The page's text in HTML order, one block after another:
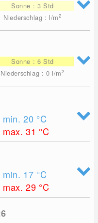
Sonne : 3 Std
Niederschlag : l/m2
Sonne : 6 Std
Niederschlag : 0 l/m2
min. 20 °C
max. 31 °C
min. 17 °C
max. 29 °C